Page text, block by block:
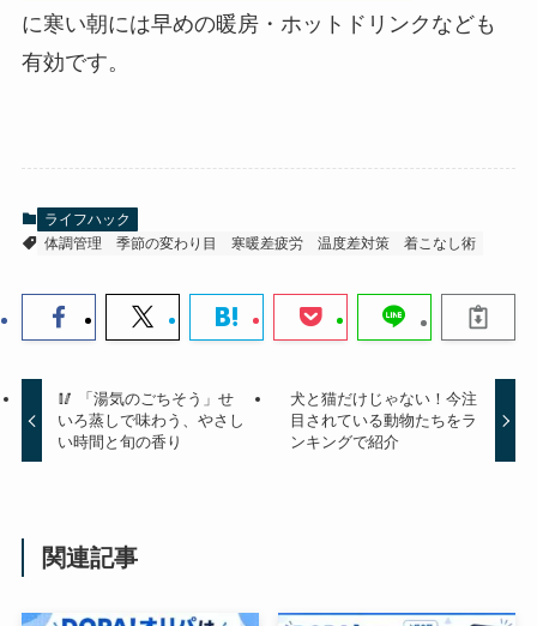
に寒い朝には早めの暖房・ホットドリンクなども
有効です。
ライフハック
体調管理
季節の変わり目 寒暖差疲労 温度差対策 着こなし術
🥢 「湯気のごちそう」せ
いろ蒸しで味わう、やさし
い時間と旬の香り
犬と猫だけじゃない！今注
目されている動物たちをラ
ンキングで紹介
関連記事